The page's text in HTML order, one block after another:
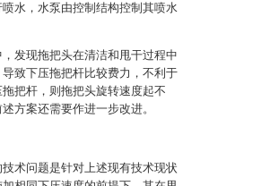
水，水泵由控制结构控制其喷水
发现拖把头在清洁和甩干过程中
致下压拖把杆比较费力，不利于
把杆，则拖把头旋转速度起不
方案还需要作进一步改进。
术问题是针对上述现有技术现状